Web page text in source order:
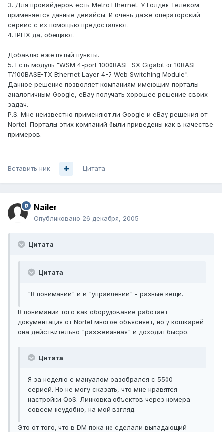
3. Для провайдеров есть Metro Ethernet. У Голден Телеком
применяется данные девайсы. И очень даже операторский
сервис с их помощью предосталяют.
4. IPFIX да, обещают.
Добавлю еже пятый пункты.
5. Есть модуль "WSM 4-port 1000BASE-SX Gigabit or 10BASE-
T/100BASE-TX Ethernet Layer 4-7 Web Switching Module".
Данное решение позволяет компаниям имеющим порталы
аналогичным Google, eBay получать хорошее решение своих
задач.
P.S. Мне неизвестно применяют ли Google и eBay решения от
Nortel. Порталы этих компаний были приведены как в качестве
примеров.
Вставить ник Цитата
Nailer
Опубликовано 26 декабря, 2005
Цитата
Цитата
"В понимании" и в "управлении" - разные вещи.
В понимании того как оборудование работает
документация от Nortel многое объясняет, но у кошкарей
она действительно "разжеванная" и доходит бысро.
Цитата
Я за неделю с мануалом разобрался с 5500
серией. Но не могу сказать, что мне нравятся
настройки QoS. Линковка объектов через номера -
совсем неудобно, на мой взгляд.
Это от того, что в DM пока не сделали выпадающий